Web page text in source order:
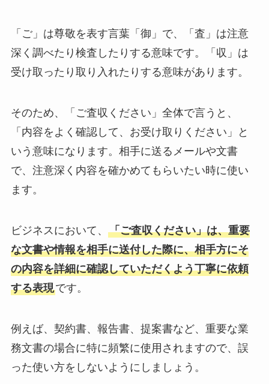
「ご」は尊敬を表す言葉「御」で、「査」は注意
深く調べたり検査したりする意味です。「収」は
受け取ったり取り入れたりする意味があります。
そのため、「ご査収ください」全体で言うと、
「内容をよく確認して、お受け取りください」と
いう意味になります。相手に送るメールや文書
で、注意深く内容を確かめてもらいたい時に使い
ます。
ビジネスにおいて、 「ご査収ください」は、重要
な文書や情報を相手に送付した際に、相手方にそ
の内容を詳細に確認していただくよう丁寧に依頼
する表現です。
例えば、契約書、報告書、提案書など、重要な業
務文書の場合に特に頻繁に使用されますので、誤
った使い方をしないようにしましょう。